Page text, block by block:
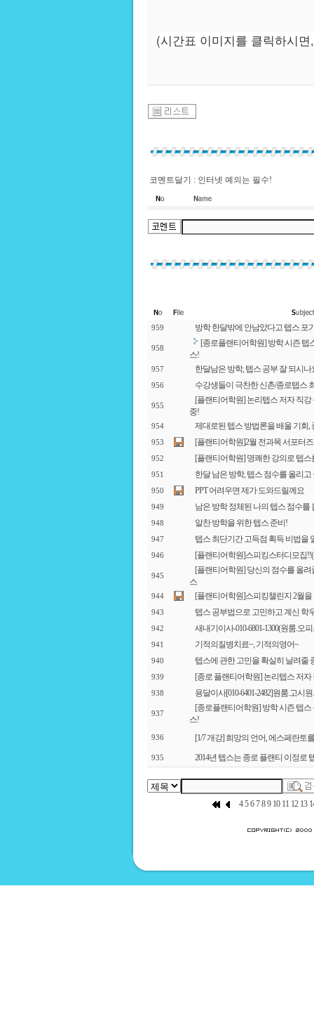
(시간표 이미지를 클릭하시
코멘트달기 : 인터넷 예의는 필수!
959 방학 한달밖에 안남았다고 텝스 포
958
[종로플랜티어학원] 방학 시즌 텝
스!
957 한달남은 방학, 텝스 공부 잘 되시나
956 수강생들이 극찬한 신촌/종로텝스
955
[플랜티어학원] 논리텝스 저자 직
중!
954 제대로된 텝스 방법론을 배울 기회,
953 [플랜티어학원]2월 전과목 서포터
952 [플랜티어학원] 명쾌한 강의로 텝스
951 한달 남은 방학, 텝스 점수를 올리고
950 PPT 어려우면 제가 도와드릴께요
949 남은 방학 정체된 나의 텝스 점수를
948 알찬 방학을 위한 텝스 준비!
947 텝스 최단기간 고득점 획득 비법을
946 [플랜티어학원]스피킹스터디모집
945
[플랜티어학원] 당신의 점수를 올
스
944 [플랜티어학원]스피킹챌린지 2월을
943 텝스 공부법으로 고민하고 계신 학
942 새내기이사-010-6801-1300(원룸.오
941 기적의질병치료~, 기적의영어~
940 텝스에 관한 고민을 확실히 날려줄
939 [종로 플랜티어학원] 논리텝스 저자
938 용달이사[010-6401-2482]원룸.고시
937
[종로플랜티어학원] 방학 시즌 텝
스!
936 [1/7 개강] 희망의 언어, 에스페란토
935 2014년 텝스는 종로 플랜티 이정로
4 5 6 7 8 9 10 11 12 13